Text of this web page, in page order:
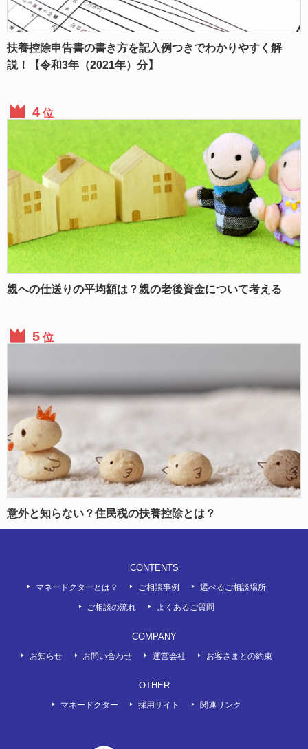
扶養控除申告書の書き方を記入例つきでわかりやすく解
説！【令和3年（2021年）分】
位
親への仕送りの平均額は？親の老後資金について考える
位
意外と知らない？住民税の扶養控除とは？
CONTENTS
マネードクターとは？ ご相談事例 選べるご相談場所
ご相談の流れ よくあるご質問
COMPANY
お知らせ お問い合わせ 運営会社 お客さまとの約束
OTHER
マネードクター 採用サイト 関連リンク